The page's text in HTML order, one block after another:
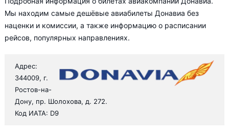
Мы находим самые дешёвые авиабилеты Донавиа без
наценки и комиссии, а также информацию о расписании
рейсов, популярных направлениях.
Адрес:
344009, г.
Ростов-на-
Дону, пр. Шолохова, д. 272.
Код ИАТА: D9